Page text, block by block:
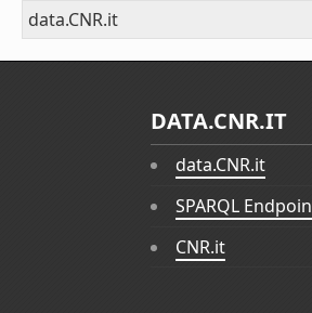
data.CNR.it
DATA.CNR.IT
data.CNR.it
SPARQL
CNR.it